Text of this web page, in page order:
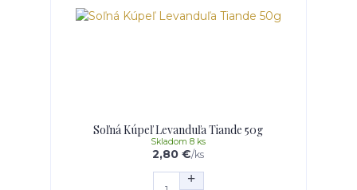
Soľná Kúpeľ Levanduľa Tiande 50g
2,80 €/ks
Skladom 8 ks